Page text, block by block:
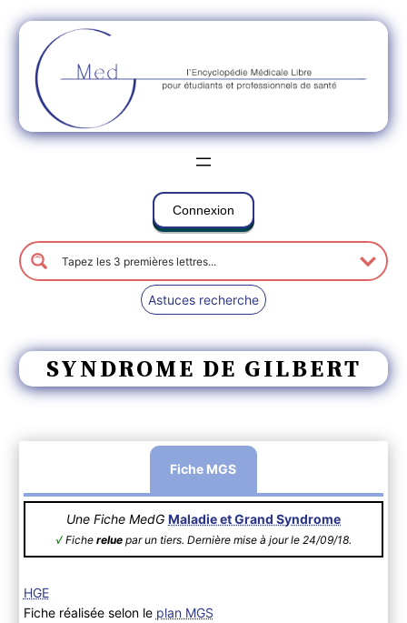
Connexion
Astuces recherche
SYNDROME DE GILBERT
Fiche MGS
Une Fiche MedG Maladie et Grand Syndrome
√ Fiche relue par un tiers. Dernière mise à jour le 24/09/18.
HGE
Fiche réalisée selon le plan MGS